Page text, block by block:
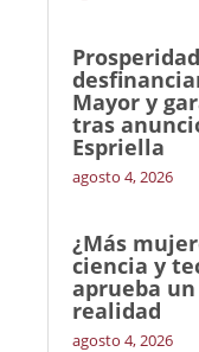
Mayor y
tras
Espriella
agosto 4, 2026
¿Más
ciencia y
aprueba
realidad
agosto 4, 2026